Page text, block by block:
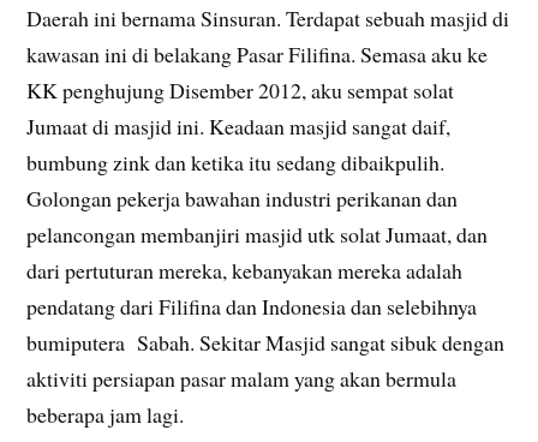
Daerah ini bernama Sinsuran. Terdapat sebuah masjid di
kawasan ini di belakang Pasar Filifina. Semasa aku ke
KK penghujung Disember 2012, aku sempat solat
Jumaat di masjid ini. Keadaan masjid sangat daif,
bumbung zink dan ketika itu sedang dibaikpulih.
Golongan pekerja bawahan industri perikanan dan
pelancongan membanjiri masjid utk solat Jumaat, dan
dari pertuturan mereka, kebanyakan mereka adalah
pendatang dari Filifina dan Indonesia dan selebihnya
bumiputera Sabah. Sekitar Masjid sangat sibuk dengan
aktiviti persiapan pasar malam yang akan bermula
beberapa jam lagi.